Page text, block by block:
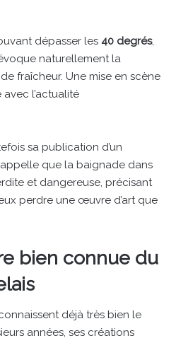
dépasser les 40 degrés,
naturellement la
fraîcheur. Une mise en scène
l’actualité
sa publication d’un
que la baignade dans
et dangereuse, précisant
perdre une œuvre d’art que
bien connue du
déjà très bien le
années, ses créations